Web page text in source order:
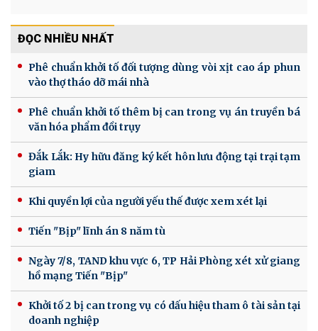
ĐỌC NHIỀU NHẤT
Phê chuẩn khởi tố đối tượng dùng vòi xịt cao áp phun
vào thợ tháo dỡ mái nhà
Phê chuẩn khởi tố thêm bị can trong vụ án truyền bá
văn hóa phẩm đồi trụy
Đắk Lắk: Hy hữu đăng ký kết hôn lưu động tại trại tạm
giam
Khi quyền lợi của người yếu thế được xem xét lại
Tiến "Bịp" lĩnh án 8 năm tù
Ngày 7/8, TAND khu vực 6, TP Hải Phòng xét xử giang
hồ mạng Tiến "Bịp"
Khởi tố 2 bị can trong vụ có dấu hiệu tham ô tài sản tại
doanh nghiệp